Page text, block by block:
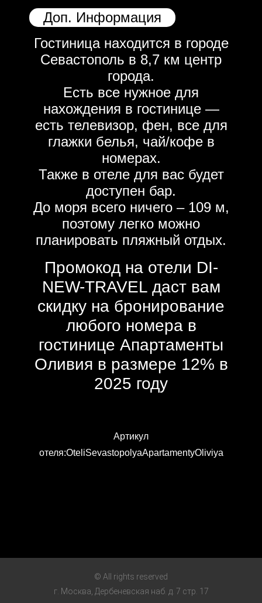
Доп. Информация
Гостиница находится в городе
Севастополь в 8,7 км центр
города.
Есть все нужное для
нахождения в гостинице —
есть телевизор, фен, все для
глажки белья, чай/кофе в
номерах.
Также в отеле для вас будет
доступен бар.
До моря всего ничего – 109 м,
поэтому легко можно
планировать пляжный отдых.
Промокод на отели DI-
NEW-TRAVEL даст вам
скидку на бронирование
любого номера в
гостинице Апартаменты
Оливия в размере 12% в
2025 году
Артикул
отеля:OteliSevastopolyaApartamentyOliviya
© All rights reserved
г. Москва, Дербеневская наб. д. 7 стр. 17